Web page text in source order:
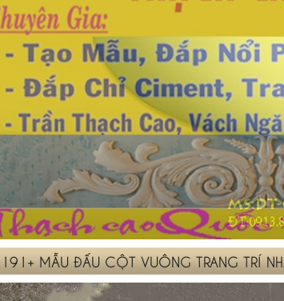
191+ MẪU ĐẤU CỘT VUÔNG TRANG TRÍ